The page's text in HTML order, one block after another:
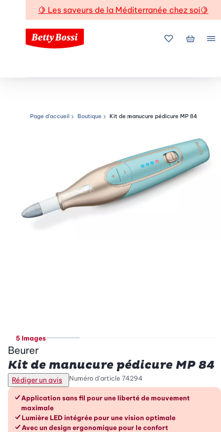
🍋 Les saveurs de la Méditerranée chez soi🍋
Mes favoris
Mon
Chemin de navigation
Page d’accueil Boutique Kit de manucure pédicure MP 84
5 Images
Beurer
Kit de manucure pédicure MP 84
Rédiger un avis Numéro d’article 74294
Les avantages en un coup d’œil
Application sans fil pour une liberté de mouvement
maximale
Lumière LED intégrée pour une vision optimale
Avec un design ergonomique pour le confort